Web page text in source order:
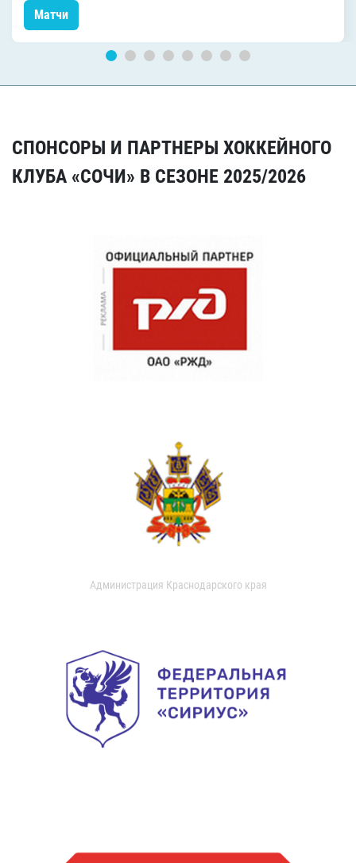
Матчи
СПОНСОРЫ И ПАРТНЕРЫ ХОККЕЙНОГО
КЛУБА «СОЧИ» В СЕЗОНЕ 2025/2026
Администрация Краснодарского края